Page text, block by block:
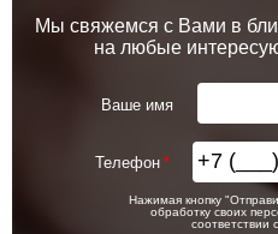
возможность
Доставка в регионы России.
10 970
Мы свяжемся с Вами в
на любые
Ваше имя
Телефон
Нажимая кнопку
обработку своих
соответствии с